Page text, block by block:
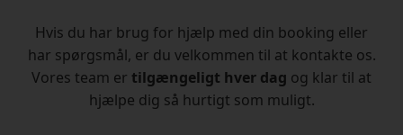
Hvis du har brug for hjælp med din booking eller
har spørgsmål, er du velkommen til at kontakte os.
Vores team er tilgængeligt hver dag og klar til at
hjælpe dig så hurtigt som muligt.